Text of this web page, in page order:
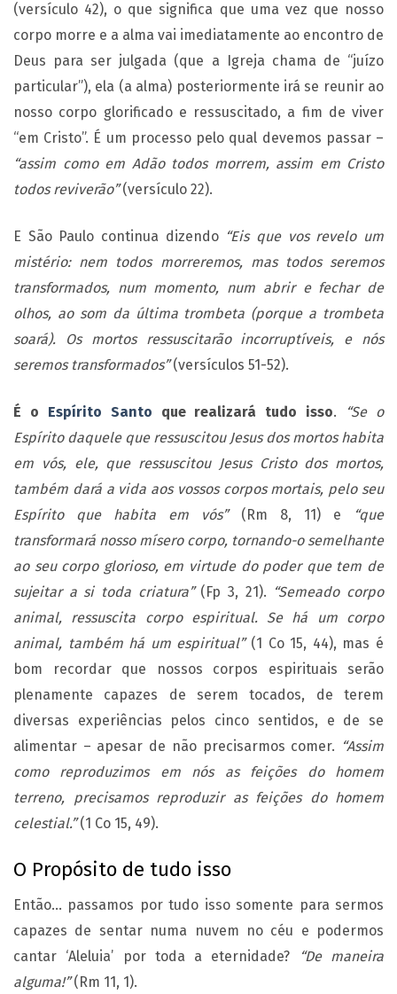
(versículo 42), o que significa que uma vez que nosso
corpo morre e a alma vai imediatamente ao encontro de
Deus para ser julgada (que a Igreja chama de “juízo
particular”), ela (a alma) posteriormente irá se reunir ao
nosso corpo glorificado e ressuscitado, a fim de viver
“em Cristo”. É um processo pelo qual devemos passar –
“assim como em Adão todos morrem, assim em Cristo
todos reviverão”(versículo 22).
E São Paulo continua dizendo “Eis que vos revelo um
mistério: nem todos morreremos, mas todos seremos
transformados, num momento, num abrir e fechar de
olhos, ao som da última trombeta (porque a trombeta
soará). Os mortos ressuscitarão incorruptíveis, e nós
seremos transformados”(versículos 51-52).
É o Espírito Santo que realizará tudo isso.
“Se o
Espírito daquele que ressuscitou Jesus dos mortos habita
em vós, ele, que ressuscitou Jesus Cristo dos mortos,
também dará a vida aos vossos corpos mortais, pelo seu
Espírito que habita em vós” (Rm 8, 11) e
“que
transformará nosso mísero corpo, tornando-o semelhante
ao seu corpo glorioso, em virtude do poder que tem de
sujeitar a si toda criatura” (Fp 3, 21). “Semeado corpo
animal, ressuscita corpo espiritual. Se há um corpo
animal, também há um espiritual” (1 Co 15, 44), mas é
bom recordar que nossos corpos espirituais serão
plenamente capazes de serem tocados, de terem
diversas experiências pelos cinco sentidos, e de se
alimentar – apesar de não precisarmos comer. “Assim
como reproduzimos em nós as feições do homem
terreno, precisamos reproduzir as feições do homem
celestial.”(1 Co 15, 49).
O Propósito de tudo isso
Então… passamos por tudo isso somente para sermos
capazes de sentar numa nuvem no céu e podermos
cantar ‘Aleluia’ por toda a eternidade?
“De maneira
alguma!”(Rm 11, 1).